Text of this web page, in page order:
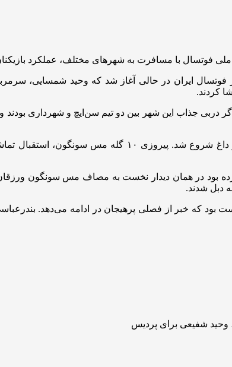
فوتسال با مسافرت به شهرهای مختلف، عملکرد
ایران در حالی آغاز شد که وحید شمسایی،
کردند.
دربی جذاب این شهر بین دو تیم سن‌ایچ و شهرداری
فصل جدید لیگ برتر با رد و‌بدل شدن ۳۰ گل مثل هوای این روزهای
کرده بود در همان دیدار نخست به مصاف مس سونگون
که خبر از فصلی پرهیجان در ادامه می‌دهد.